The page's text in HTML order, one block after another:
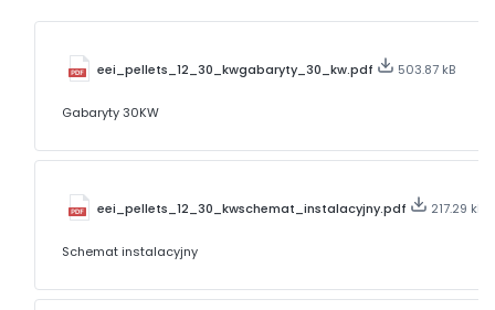
eei_pellets_12_30_kwgabaryty_30_kw.pdf 503.87 kB
Gabaryty 30KW
eei_pellets_12_30_kwschemat_instalacyjny.pdf 217.29 kB
Schemat instalacyjny